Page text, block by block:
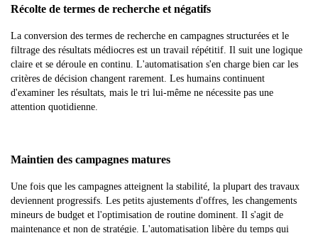
Récolte de termes de recherche et négatifs
La conversion des termes de recherche en campagnes structurées et le
filtrage des résultats médiocres est un travail répétitif. Il suit une logique
claire et se déroule en continu. L'automatisation s'en charge bien car les
critères de décision changent rarement. Les humains continuent
d'examiner les résultats, mais le tri lui-même ne nécessite pas une
attention quotidienne.
Maintien des campagnes matures
Une fois que les campagnes atteignent la stabilité, la plupart des travaux
deviennent progressifs. Les petits ajustements d'offres, les changements
mineurs de budget et l'optimisation de routine dominent. Il s'agit de
maintenance et non de stratégie. L'automatisation libère du temps qui